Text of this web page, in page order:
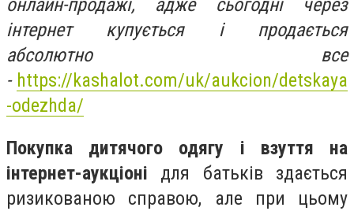
онлайн-продажі, адже сьогодні через
інтернет купується і продається
абсолютно все
- https://kashalot.com/uk/aukcion/detskaya
-odezhda/
Покупка дитячого одягу і взуття на
інтернет-аукціоні для батьків здається
ризикованою справою, але при цьому